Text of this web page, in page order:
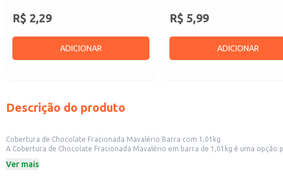
R$ 2,29
ADICIONAR
R$ 5,99
ADICIONAR
Descrição do produto
Cobertura de Chocolate Fracionada Mavalério Barra com 1,01kg
A Cobertura de Chocolate Fracionada Mavalério em barra de 1,01kg é uma opção
a criação de sobremesas e doces caseiros com praticidade.
Ver mais